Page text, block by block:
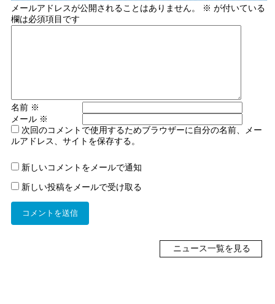
メールアドレスが公開されることはありません。 ※ が付いている
欄は必須項目です
名前 ※
メール ※
次回のコメントで使用するためブラウザーに自分の名前、メー
ルアドレス、サイトを保存する。
新しいコメントをメールで通知
新しい投稿をメールで受け取る
ニュース一覧を見る